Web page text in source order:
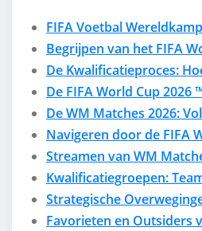
FIFA Voetbal
Begrijpen van het FIFA
De Kwalificatieproces:
De FIFA World Cup 2026
De WM Matches 2026:
Navigeren door de FIFA
Streamen van WM
Kwalificatiegroepen:
Strategische
Favorieten en Outsiders